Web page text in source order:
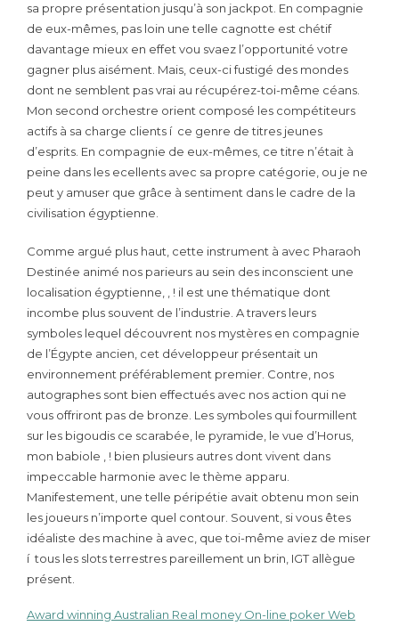
sa propre présentation jusqu’à son jackpot. En compagnie
de eux-mêmes, pas loin une telle cagnotte est chétif
davantage mieux en effet vou svaez l’opportunité votre
gagner plus aisément. Mais, ceux-ci fustigé des mondes
dont ne semblent pas vrai au récupérez-toi-même céans.
Mon second orchestre orient composé les compétiteurs
actifs à sa charge clients í ce genre de titres jeunes
d’esprits. En compagnie de eux-mêmes, ce titre n’était à
peine dans les ecellents avec sa propre catégorie, ou je ne
peut y amuser que grâce à sentiment dans le cadre de la
civilisation égyptienne.
Comme argué plus haut, cette instrument à avec Pharaoh
Destinée animé nos parieurs au sein des inconscient une
localisation égyptienne, , ! il est une thématique dont
incombe plus souvent de l’industrie. A travers leurs
symboles lequel découvrent nos mystères en compagnie
de l’Égypte ancien, cet développeur présentait un
environnement préférablement premier. Contre, nos
autographes sont bien effectués avec nos action qui ne
vous offriront pas de bronze. Les symboles qui fourmillent
sur les bigoudis ce scarabée, le pyramide, le vue d’Horus,
mon babiole , ! bien plusieurs autres dont vivent dans
impeccable harmonie avec le thème apparu.
Manifestement, une telle péripétie avait obtenu mon sein
les joueurs n’importe quel contour. Souvent, si vous êtes
idéaliste des machine à avec, que toi-même aviez de miser
í tous les slots terrestres pareillement un brin, IGT allègue
présent.
Award winning Australian Real money On-line poker Web